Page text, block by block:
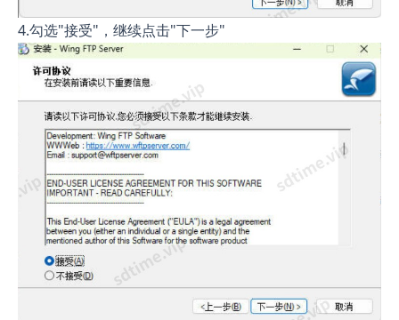
4.勾选"接受"，继续点击"下一步"